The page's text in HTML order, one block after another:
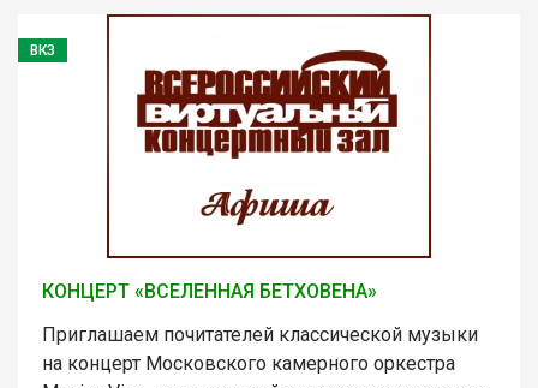
ВКЗ
КОНЦЕРТ «ВСЕЛЕННАЯ БЕТХОВЕНА»
Приглашаем почитателей классической музыки
на концерт Московского камерного оркестра